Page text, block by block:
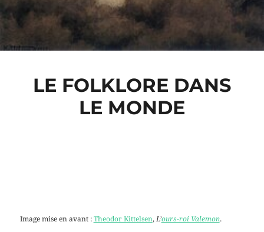
LE FOLKLORE DANS
LE MONDE
Image mise en avant : Theodor Kittelsen, L’ours-roi Valemon.